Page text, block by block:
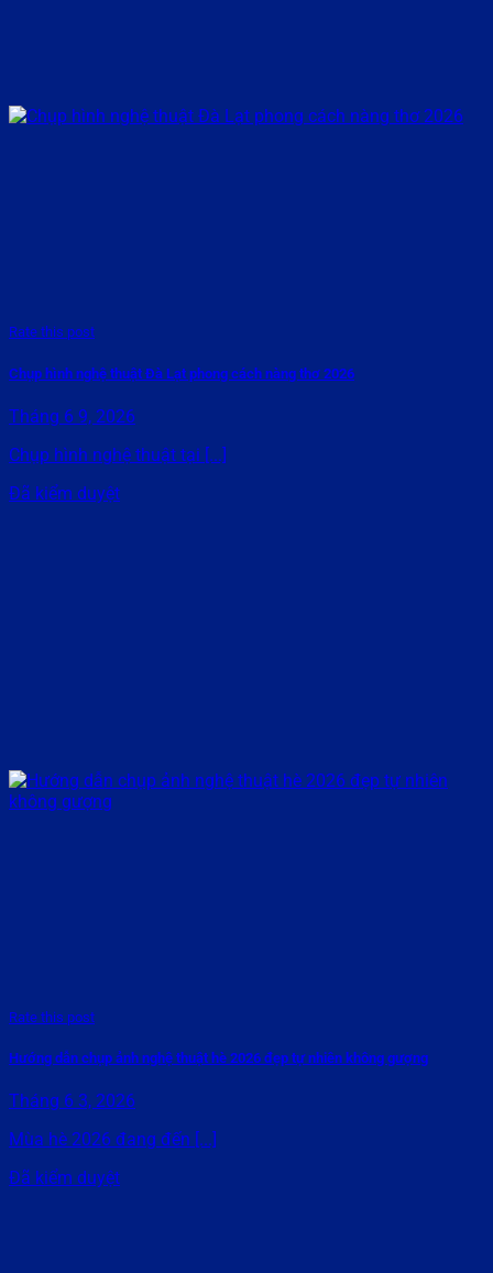
Rate this post
Chụp hình nghệ thuật Đà Lạt phong cách nàng thơ 2026
Tháng 6 9, 2026
Chụp hình nghệ thuật tại [...]
Đã kiểm duyệt
Rate this post
Hướng dẫn chụp ảnh nghệ thuật hè 2026 đẹp tự nhiên không gượng
Tháng 6 3, 2026
Mùa hè 2026 đang đến [...]
Đã kiểm duyệt